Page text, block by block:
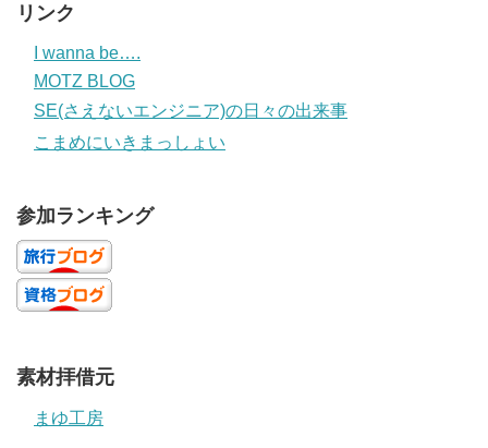
リンク
I wanna be….
MOTZ BLOG
SE(さえないエンジニア)の日々の出来事
こまめにいきまっしょい
参加ランキング
素材拝借元
まゆ工房